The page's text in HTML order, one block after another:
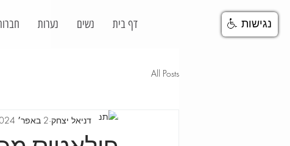
דף בית נשים נערות
All Posts
דניאל יצחק 2 באפר׳ 2024
נגישות